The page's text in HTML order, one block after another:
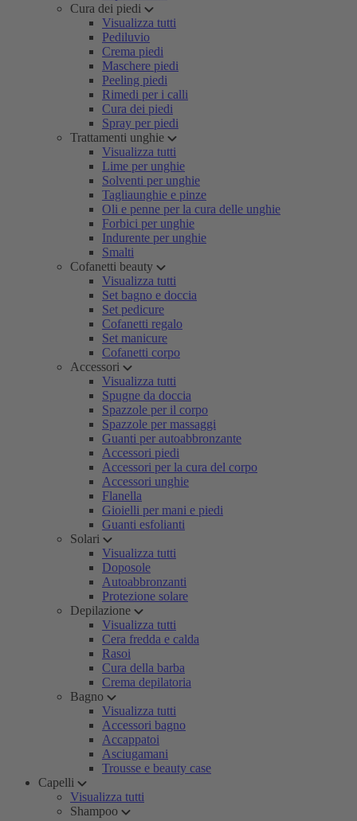
Cura dei piedi
Visualizza tutti
Pediluvio
Crema piedi
Maschere piedi
Peeling piedi
Rimedi per i calli
Cura dei piedi
Spray per piedi
Trattamenti unghie
Visualizza tutti
Lime per unghie
Solventi per unghie
Tagliaunghie e pinze
Oli e penne per la cura delle unghie
Forbici per unghie
Indurente per unghie
Smalti
Cofanetti beauty
Visualizza tutti
Set bagno e doccia
Set pedicure
Cofanetti regalo
Set manicure
Cofanetti corpo
Accessori
Visualizza tutti
Spugne da doccia
Spazzole per il corpo
Spazzole per massaggi
Guanti per autoabbronzante
Accessori piedi
Accessori per la cura del corpo
Accessori unghie
Flanella
Gioielli per mani e piedi
Guanti esfolianti
Solari
Visualizza tutti
Doposole
Autoabbronzanti
Protezione solare
Depilazione
Visualizza tutti
Cera fredda e calda
Rasoi
Cura della barba
Crema depilatoria
Bagno
Visualizza tutti
Accessori bagno
Accappatoi
Asciugamani
Trousse e beauty case
Capelli
Visualizza tutti
Shampoo